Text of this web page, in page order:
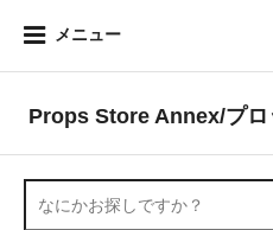
メニュー
Props Store Annex/プロ